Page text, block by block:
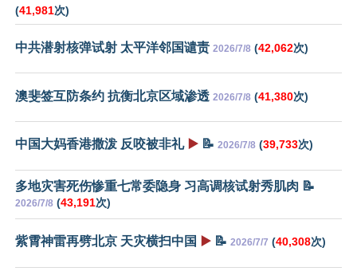
(41,981次)
中共潜射核弹试射 太平洋邻国谴责 2026/7/8 (42,062次)
澳斐签互防条约 抗衡北京区域渗透 2026/7/8 (41,380次)
中国大妈香港撒泼 反咬被非礼 ▶️ 📝 2026/7/8 (39,733次)
多地灾害死伤惨重七常委隐身 习高调核试射秀肌肉 📝
2026/7/8 (43,191次)
紫霄神雷再劈北京 天灾横扫中国 ▶️ 📝 2026/7/7 (40,308次)